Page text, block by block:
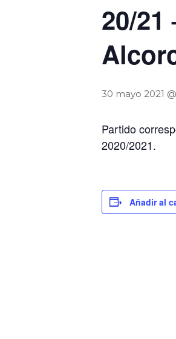
20/
30 mayo 2021
Partido
2020/2021.
Añadir al